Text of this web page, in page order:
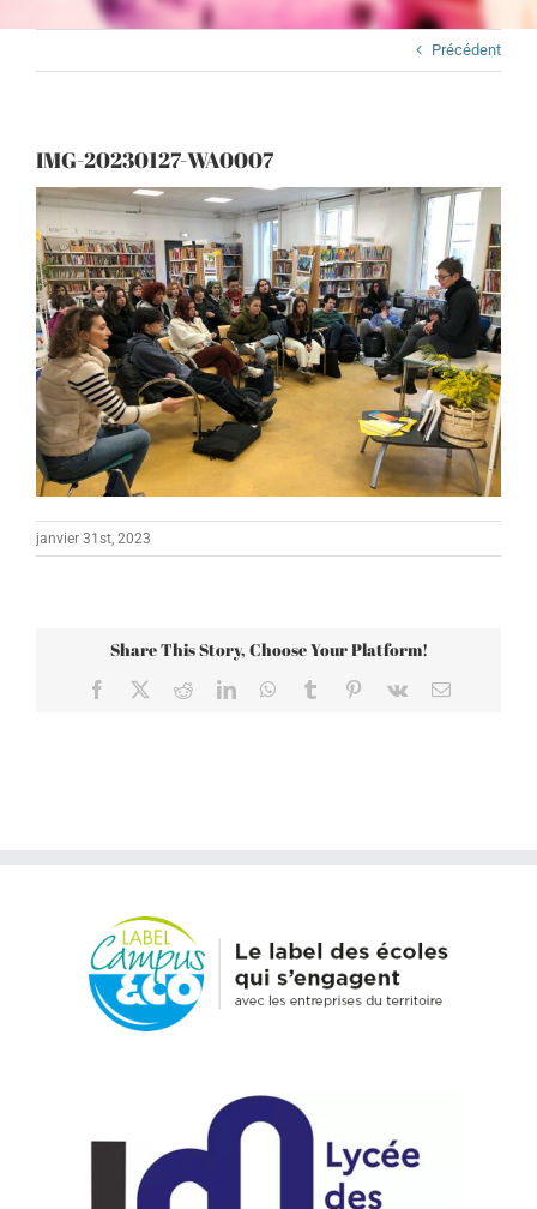
Précédent
IMG-20230127-WA0007
janvier 31st, 2023
Share This Story, Choose Your Platform!
Facebook RedditLinkedInWhatsApp
Tumblr Pinterest
Vk Email